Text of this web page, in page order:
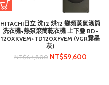
HITACHI日立 洗12 烘12 變頻蒸氣滾筒
洗衣機+熱泵滾筒乾衣機 上下疊 BD-
120XKVEM+TD120XFVEM (VGR霧墨
灰)
NT$64,800 NT$59,600